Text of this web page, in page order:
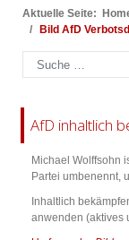
Aktuelle Seite:
Bild AfD
Suchen
AfD inhaltlich
Michael Wolffsohn
Partei umbenennt,
Inhaltlich
anwenden (aktives